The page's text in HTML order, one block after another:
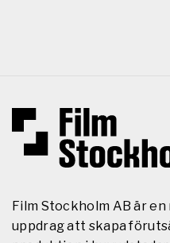
Film Stockholm AB är
uppdrag att skapa